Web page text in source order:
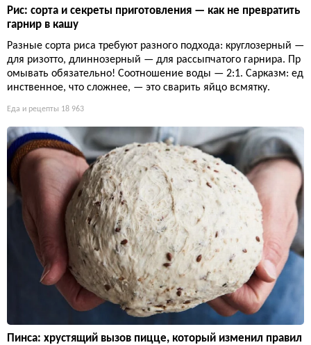
Рис: сорта и секреты приготовления — как не превратить
гарнир в кашу
Разные сорта риса требуют разного подхода: круглозерный —
для ризотто, длиннозерный — для рассыпчатого гарнира. Пр
омывать обязательно! Соотношение воды — 2:1. Сарказм: ед
инственное, что сложнее, — это сварить яйцо всмятку.
Еда и рецепты 18 963
Пинса: хрустящий вызов пицце, который изменил правил